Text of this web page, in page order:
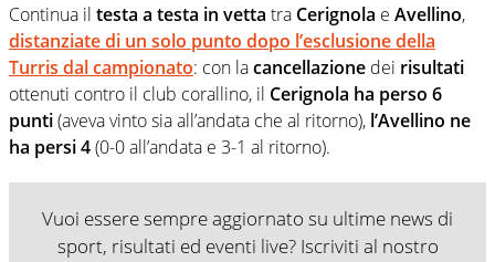
Continua il testa a testa in vetta tra Cerignola e Avellino,
distanziate di un solo punto dopo l’esclusione della
Turris dal campionato: con lacancellazione dei risultati
ottenuti contro il club corallino, il Cerignola ha perso 6
punti(aveva vinto sia all’andata che al ritorno), l’Avellino ne
ha persi 4(0-0 all’andata e 3-1 al ritorno).
Vuoi essere sempre aggiornato su ultime news di
sport, risultati ed eventi live? Iscriviti al nostro